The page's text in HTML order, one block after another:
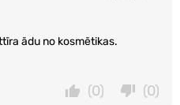
ādu no kosmētikas.
(0)
(0)